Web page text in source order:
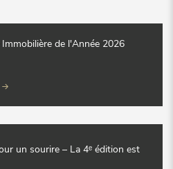
de l'Année 2026
un sourire – La 4ᵉ édition est